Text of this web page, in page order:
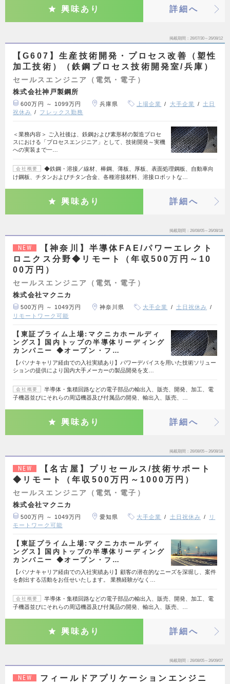
興味あり 詳細へ
掲載期間 26/07/30～26/08/12
【G607】生産技術開発・プロセス改善（塑性
加工技術）（鉄鋼プロセス技術開発室/兵庫）
セールスエンジニア（電気・電子）
株式会社神戸製鋼所
600万円 ～ 1099万円 兵庫県 上場企業 大手企業
土日
祝休み
フレックス勤務
＜業務内容＞ ご入社後は、鉄鋼および素形材の製造プロセ
スにおける「プロセスエンジニア」として、技術開発～実機
への実装まで一…
会社概要
◆鉄鋼・溶接／線材、棒鋼、薄板、厚板、表面処理鋼板、自動車向
け鋼板、チタンおよびチタン合金、各種溶接材料、溶接ロボットな…
興味あり 詳細へ
掲載期間 26/08/05～26/08/18
NEW
【神奈川】半導体FAE/パワーエレクト
ロニクス分野◆リモート（年収500万円～10
00万円）
セールスエンジニア（電気・電子）
株式会社マクニカ
500万円 ～ 1049万円 神奈川県 大手企業
土日祝休み
リモートワーク可能
【東証プライム上場:マクニカホールディ
ングス】国内トップの半導体リーディング
カンパニー ◆オープン・フ…
【パソナキャリア経由での入社実績あり】パワーデバイスを用いた技術ソリュー
ションの提供により国内大手メーカーの製品開発を支…
会社概要
半導体・集積回路などの電子部品の輸出入、販売、開発、加工、電
子機器並びにそれらの周辺機器及び付属品の開発、輸出入、販売、…
興味あり 詳細へ
掲載期間 26/08/05～26/08/18
NEW
【名古屋】プリセールス/技術サポート
◆リモート（年収500万円～1000万円）
セールスエンジニア（電気・電子）
株式会社マクニカ
500万円 ～ 1049万円 愛知県 大手企業 土日祝休み
リ
モートワーク可能
【東証プライム上場:マクニカホールディ
ングス】国内トップの半導体リーディング
カンパニー ◆オープン・フ…
【パソナキャリア経由での入社実績あり】顧客の潜在的なニーズを深堀し、案件
を創出する活動をお任せいたします。 業務経験がなく…
会社概要
半導体・集積回路などの電子部品の輸出入、販売、開発、加工、電
子機器並びにそれらの周辺機器及び付属品の開発、輸出入、販売、…
興味あり 詳細へ
掲載期間 26/08/05～26/09/07
NEW
フィールドアプリケーションエンジニ